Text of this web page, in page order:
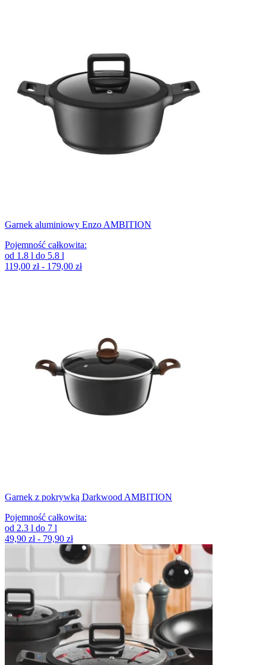
Garnek aluminiowy Enzo AMBITION
Pojemność całkowita:
od 1.8 l do 5.8 l
119,00 zł - 179,00 zł
Garnek z pokrywką Darkwood AMBITION
Pojemność całkowita:
od 2.3 l do 7 l
49,90 zł - 79,90 zł